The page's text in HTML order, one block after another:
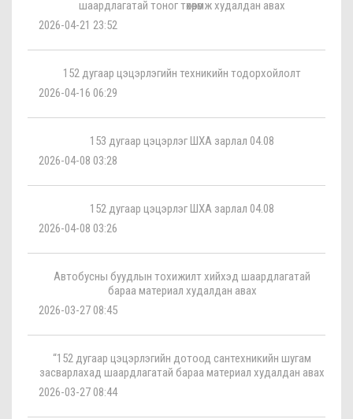
шаардлагатай тоног төхөөрөмж худалдан авах
2026-04-21 23:52
152 дугаар цэцэрлэгийн техникийн тодорхойлолт
2026-04-16 06:29
153 дугаар цэцэрлэг ШХА зарлал 04.08
2026-04-08 03:28
152 дугаар цэцэрлэг ШХА зарлал 04.08
2026-04-08 03:26
Автобусны буудлын тохижилт хийхэд шаардлагатай
бараа материал худалдан авах
2026-03-27 08:45
“152 дугаар цэцэрлэгийн дотоод сантехникийн шугам
засварлахад шаардлагатай бараа материал худалдан авах
2026-03-27 08:44